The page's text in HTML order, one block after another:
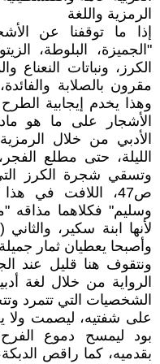
الرمزية واللغة
إذا ما توقفنا عن
"الجميزة، البلوطة،
الكرز، ونباتات
مقرون بالصلابة
وهذا يخدم إيجابية
الأشجار على ما هو
الأدبي من خلال
الليلة، حتى مطلع
وتسقي شجرة الكرز
ص47، اللافت في
وسليم" فكلاهما مذاقه
لأنها ابنة سكير،
وأصبحا يعطيان ثمار
ونتقوف هنا قليل عند
الرواية من خلال لغة
الشخصيات التي تتمرد
على شفتيه، ليصمت ولا
بود ليمسح دموع
بقدميه، كما راقص